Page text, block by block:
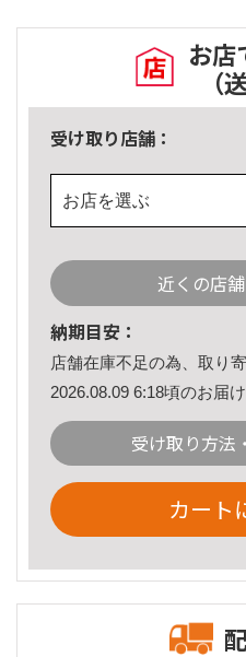
お店
（
受け取り店舗：
お店を選ぶ
近くの店
納期目安：
店舗在庫不足の為、取り
2026.08.09 6:18頃のお届け
受け取り方法
カート